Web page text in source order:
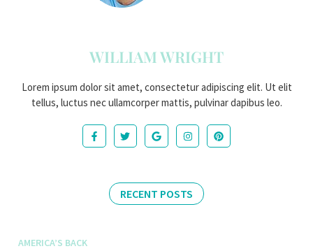
WILLIAM WRIGHT
Lorem ipsum dolor sit amet, consectetur adipiscing elit. Ut elit
tellus, luctus nec ullamcorper mattis, pulvinar dapibus leo.
RECENT POSTS
AMERICA’S BACK